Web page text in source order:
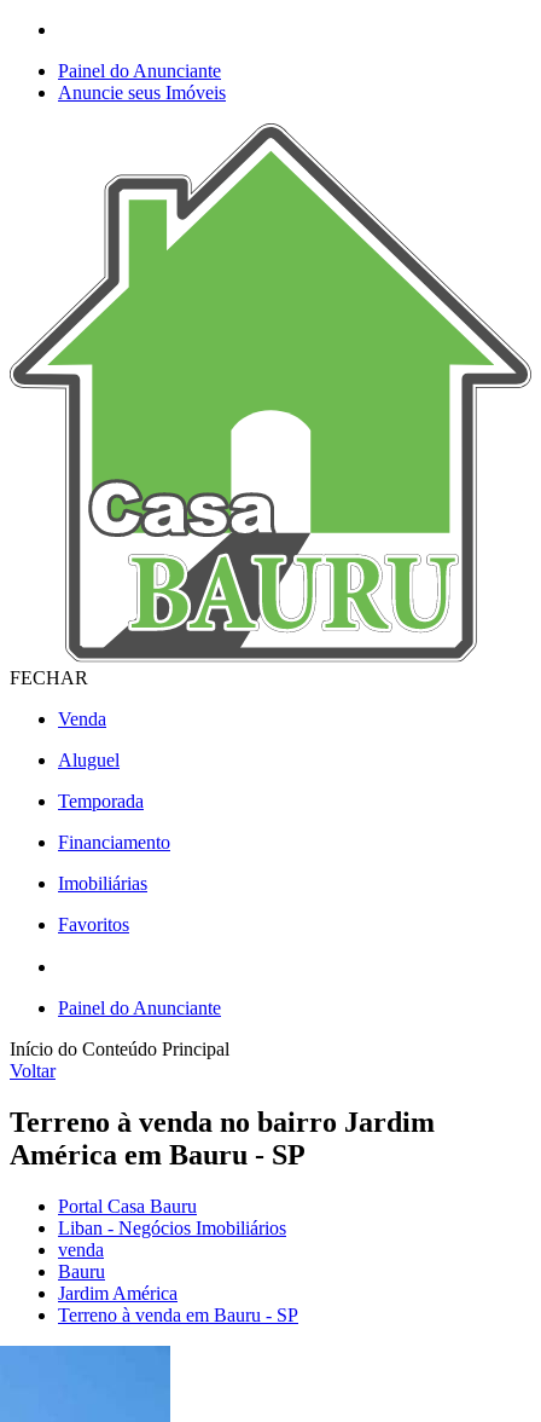
Painel do Anunciante
Anuncie seus Imóveis
FECHAR
Venda
Aluguel
Temporada
Financiamento
Imobiliárias
Favoritos
Painel do Anunciante
Início do Conteúdo Principal
Voltar
Terreno à venda no bairro Jardim
América em Bauru - SP
Portal Casa Bauru
Liban - Negócios Imobiliários
venda
Bauru
Jardim América
Terreno à venda em Bauru - SP